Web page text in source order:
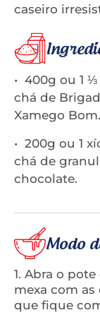
caseiro
• 400g ou 1
chá de
Xamego Bom.
• 200g ou 1
chá de
chocolate.
Modo
1. Abra o
mexa com
que fique